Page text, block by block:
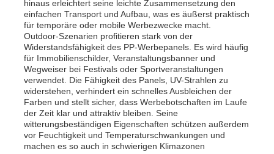
hinaus erleichtert seine leichte Zusammensetzung den
einfachen Transport und Aufbau, was es äußerst praktisch
für temporäre oder mobile Werbezwecke macht.
Outdoor-Szenarien profitieren stark von der
Widerstandsfähigkeit des PP-Werbepanels. Es wird häufig
für Immobilienschilder, Veranstaltungsbanner und
Wegweiser bei Festivals oder Sportveranstaltungen
verwendet. Die Fähigkeit des Panels, UV-Strahlen zu
widerstehen, verhindert ein schnelles Ausbleichen der
Farben und stellt sicher, dass Werbebotschaften im Laufe
der Zeit klar und attraktiv bleiben. Seine
witterungsbeständigen Eigenschaften schützen außerdem
vor Feuchtigkeit und Temperaturschwankungen und
machen es so auch in schwierigen Klimazonen